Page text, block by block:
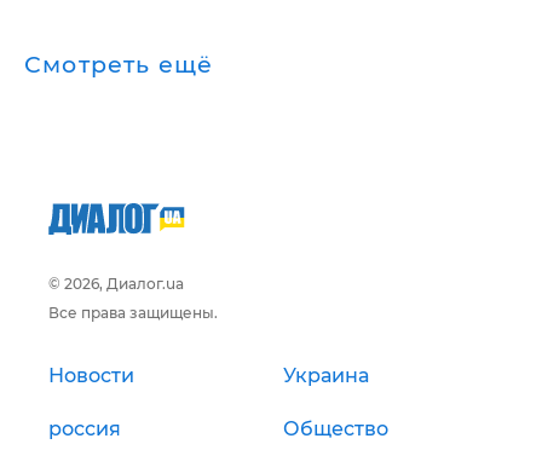
Смотреть ещё
© 2026, Диалог.ua
Все права защищены.
Новости Украина
россия Общество